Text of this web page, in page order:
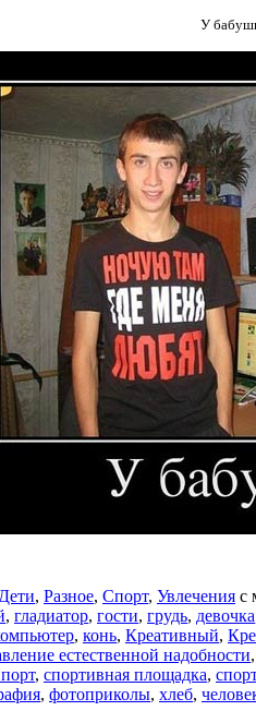
У
Дети, Разное, Спорт, Увлечения с
, гладиатор, гости, грудь, девочка
, конь, Креативный,
естественной надобности,
, спортивная площадка,
, фотоприколы, хлеб,